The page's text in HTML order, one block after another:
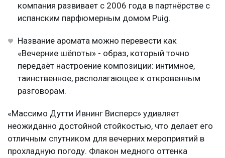
компания развивает с 2006 года в партнёрстве с
испанским парфюмерным домом Puig.
Название аромата можно перевести как
«Вечерние шёпоты» - образ, который точно
передаёт настроение композиции: интимное,
таинственное, располагающее к откровенным
разговорам.
«Массимо Дутти Ивнинг Висперс» удивляет
неожиданно достойной стойкостью, что делает его
отличным спутником для вечерних мероприятий в
прохладную погоду. Флакон медного оттенка